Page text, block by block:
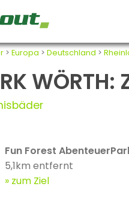
> Europa > Deutschland >
WÖRTH:
Fun Forest
5,1km entfernt
zum Ziel